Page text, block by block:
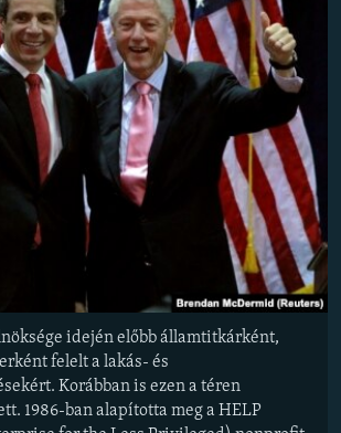
RL weboldal
idején előbb államtitkárként,
felelt a lakás- és
Korábban is ezen a téren
1986-ban alapította meg a HELP